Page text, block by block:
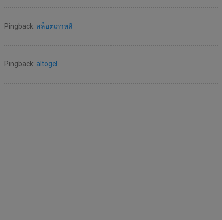
Pingback: สล็อตเกาหลี
Pingback: altogel